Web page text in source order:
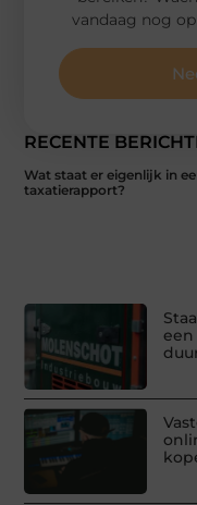
RECENTE
Wat staat er eigenlijk in
taxatierapport?
vandaag nog